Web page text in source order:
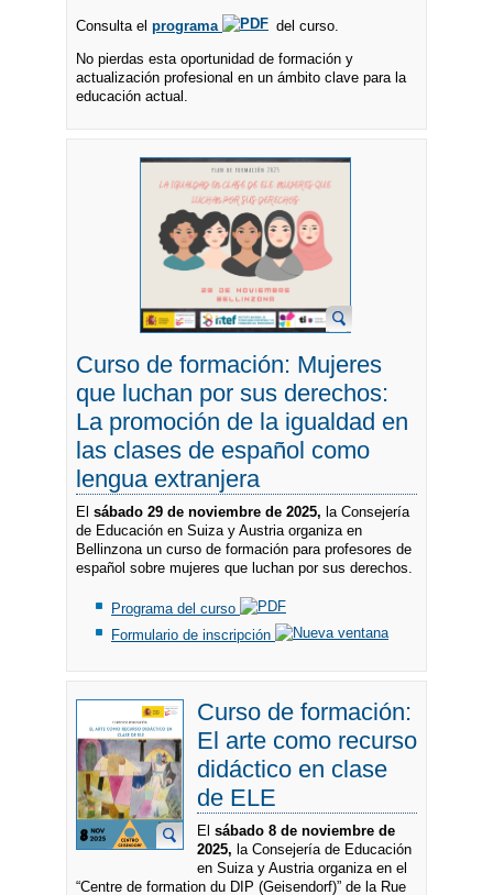
Consulta el programa
del curso.
No pierdas esta oportunidad de formación y
actualización profesional en un ámbito clave para la
educación actual.
Curso de formación: Mujeres
que luchan por sus derechos:
La promoción de la igualdad en
las clases de español como
lengua extranjera
El sábado 29 de noviembre de 2025, la Consejería
de Educación en Suiza y Austria organiza en
Bellinzona un curso de formación para profesores de
español sobre mujeres que luchan por sus derechos.
Programa del curso
Formulario de inscripción
Curso de formación:
El arte como recurso
didáctico en clase
de ELE
El sábado 8 de noviembre de
2025, la Consejería de Educación
en Suiza y Austria organiza en el
“Centre de formation du DIP (Geisendorf)” de la Rue